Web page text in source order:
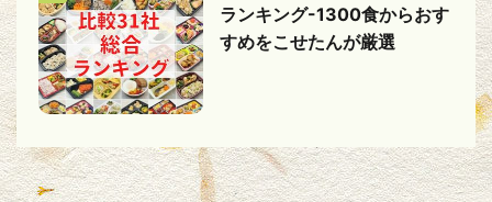
ランキング-1300食からおす
すめをこせたんが厳選